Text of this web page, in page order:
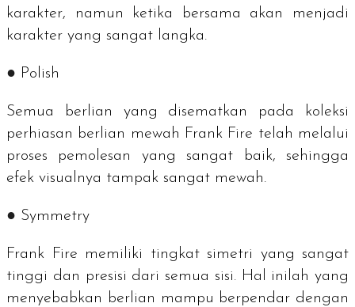
karakter, namun ketika bersama akan menjadi
karakter yang sangat langka.
● Polish
Semua berlian yang disematkan pada koleksi
perhiasan berlian mewah Frank Fire telah melalui
proses pemolesan yang sangat baik, sehingga
efek visualnya tampak sangat mewah.
● Symmetry
Frank Fire memiliki tingkat simetri yang sangat
tinggi dan presisi dari semua sisi. Hal inilah yang
menyebabkan berlian mampu berpendar dengan